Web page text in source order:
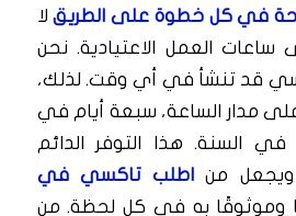
في كل خطوة على الطريقلا
ساعات العمل الاعتيادية. نحن
قد تنشأ في أي وقت. لذلك،
مدار الساعة، سبعة أيام في
365 يومًا في السنة. هذا التوفر الدائم
ويجعل من
اطلب تاكسي في
وموثوقًا به في كل لحظة. من